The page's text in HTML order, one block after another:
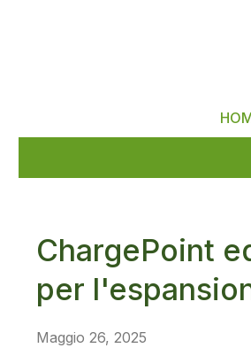
ChargePoint
per
Maggio 26, 2025